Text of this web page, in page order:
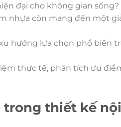
đại cho không gian
nhựa còn mang đến một
hướng lựa chọn phổ biến
thực tế, phân tích ưu
trong thiết kế